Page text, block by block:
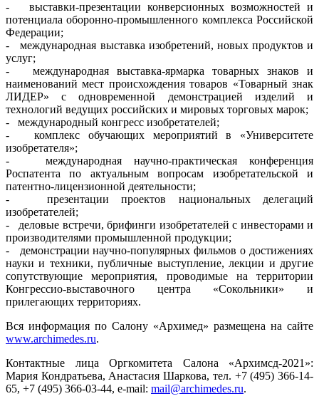
- выставки-презентации конверсионных возможностей и
потенциала оборонно-промышленного комплекса Российской
Федерации;
- международная выставка изобретений, новых продуктов и
услуг;
- международная выставка-ярмарка товарных знаков и
наименований мест происхождения товаров «Товарный знак
ЛИДЕР» с одновременной демонстрацией изделий и
технологий ведущих российских и мировых торговых марок;
- международный конгресс изобретателей;
- комплекс обучающих мероприятий в «Университете
изобретателя»;
- международная научно-практическая конференция
Роспатента по актуальным вопросам изобретательской и
патентно-лицензионной деятельности;
- презентации проектов национальных делегаций
изобретателей;
- деловые встречи, брифинги изобретателей с инвесторами и
производителями промышленной продукции;
- демонстрации научно-популярных фильмов о достижениях
науки и техники, публичные выступление, лекции и другие
сопутствующие мероприятия, проводимые на территории
Конгрессио-выставочного центра «Сокольники» и
прилегающих территориях.
Вся информация по Салону «Архимед» размещена на сайте
www.archimedes.ru.
Контактные лица Оргкомитета Салона «Архимсд-2021»:
Мария Кондратьева, Анастасия Шаркова, тел. +7 (495) 366-14-
65, +7 (495) 366-03-44, e-mail: mail@archimedes.ru.